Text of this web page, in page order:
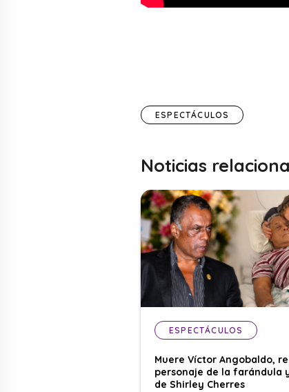
ESPECTÁCULOS
Noticias
ESPECTÁCULOS
Muere Víctor Angobaldo,
personaje de la farándula
de Shirley Cherres